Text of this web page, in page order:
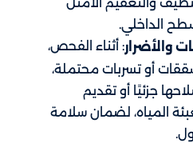
والتعقيم الأمثل
الداخلي.
والأضرار: أثناء الفحص،
أو تسربات محتملة،
جزئيًا أو تقديم
المياه، لضمان سلامة